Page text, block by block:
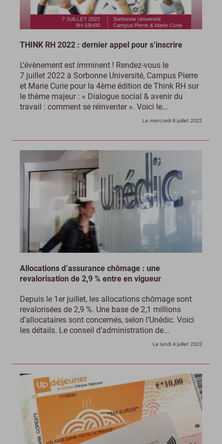
THINK RH 2022 : dernier appel pour s’inscrire
L’évènement est imminent ! Rendez-vous le
7 juillet 2022 à Sorbonne Université, Campus Pierre
et Marie Curie pour la 4ème édition de Think RH sur
le thème majeur : « Dialogue social & avenir du
travail : comment se réinventer ». Voici le...
Le mercredi 6 juillet 2022
Allocations d’assurance chômage : une
revalorisation de 2,9 % entre en vigueur
Depuis le 1er juillet, les allocations chômage sont
revalorisées de 2,9 %. Une base de 2,1 millions
d’allocataires sont concernés, selon l’Unédic. Voici
les détails. Le conseil d’administration de...
Le lundi 4 juillet 2022